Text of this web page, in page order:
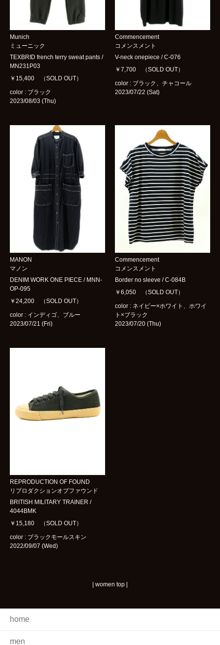
Munich
ミューニック
TEXBRID french terry sweat pants /
MN231P03
￥15,400 （SOLD OUT）
color : ブラック
2023/08/03 (Thu)
Commencement
コメンスメント
V-neck onepiece / C-076
￥7,700 （SOLD OUT）
color : ブラック、チャコール
2023/07/22 (Sat)
MANON
マノン
DENIM WORK ONE PIECE / MNN-
OP-095
￥24,200 （SOLD OUT）
color : インディゴ、ブルー
2023/07/21 (Fri)
Commencement
コメンスメント
Border no sleeve / C-084B
￥6,050 （SOLD OUT）
color : ネイビー×ホワイト、ホワイ
ト×ブラック
2023/07/20 (Thu)
REPRODUCTION OF FOUND
リプロダクションオブファウンド
BRITISH MILITARY TRAINER /
4044BMK
￥15,180 （SOLD OUT）
color : ブラックモールスキン
2022/09/07 (Wed)
women top
home
men